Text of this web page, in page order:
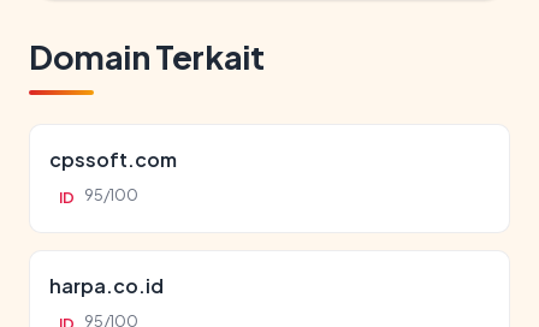
Domain Terkait
cpssoft.com
ID 95/100
harpa.co.id
95/100